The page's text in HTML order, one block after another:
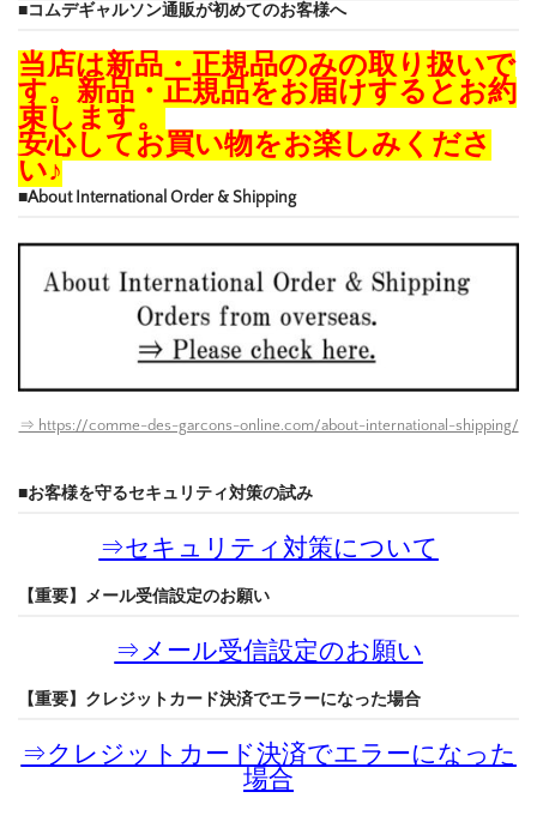
■コムデギャルソン通販が初めてのお客様へ
当店は新品・正規品のみの取り扱いで
す。新品・正規品をお届けするとお約
束します。
安心してお買い物をお楽しみくださ
い♪
■About International Order & Shipping
⇒ https://comme-des-garcons-online.com/about-international-shipping/
■お客様を守るセキュリティ対策の試み
⇒セキュリティ対策について
【重要】メール受信設定のお願い
⇒メール受信設定のお願い
【重要】クレジットカード決済でエラーになった場合
⇒クレジットカード決済でエラーになった
場合